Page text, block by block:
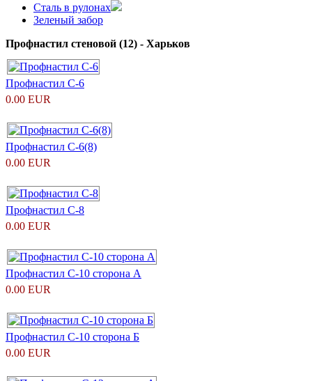
Сталь в рулонах
Зеленый забор
Профнастил стеновой (12) - Харьков
Профнастил С-6
0.00 EUR
Профнастил С-6(8)
0.00 EUR
Профнастил С-8
0.00 EUR
Профнастил С-10 сторона А
0.00 EUR
Профнастил С-10 сторона Б
0.00 EUR